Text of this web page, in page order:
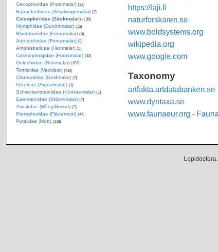
https://laji.fi
naturforskaren.se
www.boldsystems.org
wikipedia.org
www.google.com
Taxonomy
artfakta.artdatabanken.se
www.dyntaxa.se
www.faunaeur.org -
Oecophoridae (Praktmalar) (32)
Batrachedridae (Smalvingemalar) (2)
Coleophoridae (Säckmalar) (139)
Momphidae (Dunörtmalar) (15)
Blastobasidae (Förnamalar) (4)
Autostichidae (Förnamalar) (3)
Amphisbatidae (Hedmalar) (5)
Cosmopterigidae (Fransmalar) (12)
Gelechiidae (Stävmalar) (207)
Tortricidae (Vecklare) (439)
Choreutidae (Gnidmalar) (7)
Urodidae (Signalmalar) (1)
Schreckensteiniidae (Konkavmalar) (1)
Epermeniidae (Skärmmalar) (7)
Alucitidae (Mångflikmott) (3)
Pterophoridae (Fjädermott) (44)
Pyralidae (Mott) (218)